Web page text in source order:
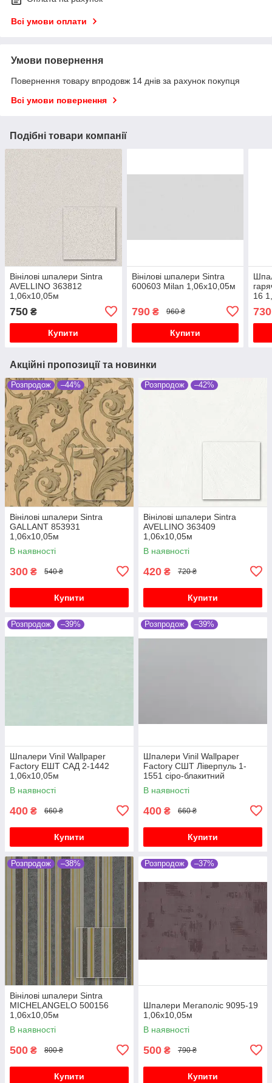
Всі умови оплати
Умови повернення
Повернення товару впродовж 14 днів за рахунок покупця
Всі умови повернення
Подібні товари компанії
Вінілові шпалери Sintra
AVELLINO 363812
1,06х10,05м
750 ₴
Купити
Вінілові шпалери Sintra
600603 Milan 1,06х10,05м
790₴ 960 ₴
Купити
16
730
Акційні пропозиції та новинки
Розпродож –44%
Вінілові шпалери Sintra
GALLANT 853931
1,06х10,05м
В наявності
300 ₴ 540 ₴
Купити
Розпродож –42%
Вінілові шпалери Sintra
AVELLINO 363409
1,06х10,05м
В наявності
420 ₴ 720 ₴
Купити
Розпродож –39%
Шпалери Vinil Wallpaper
Factory ЕШТ САД 2-1442
1,06х10,05м
В наявності
400 ₴ 660 ₴
Купити
Розпродож –39%
Шпалери Vinil Wallpaper
Factory СШТ Ліверпуль 1-
1551 сіро-блакитний
1,06х10,05м
В наявності
400 ₴ 660 ₴
Купити
Розпродож –38%
Вінілові шпалери Sintra
MICHELANGELO 500156
1,06х10,05м
В наявності
500 ₴ 800 ₴
Купити
Розпродож –37%
Шпалери Мегаполіс 9095-19
1,06х10,05м
В наявності
500 ₴ 790 ₴
Купити